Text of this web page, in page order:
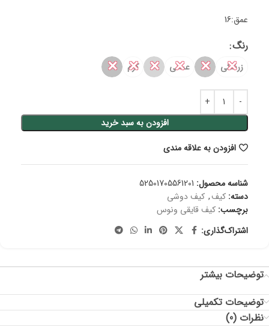
عمق:16
رنگ
زرشکی
✕
✕ عسلی
✕
✕ کرم
✕
✕
افزودن به سبد خرید
افزودن به علاقه مندی
شناسه محصول: 52501705561201
دسته: کیف, کیف دوشی
برچسب: کیف قایقی ونوس
اشتراک‌گذاری:
توضیحات بیشتر
توضیحات تکمیلی
نظرات (0)